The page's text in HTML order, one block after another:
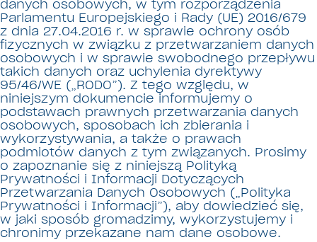
danych osobowych, w tym rozporządzenia
Parlamentu Europejskiego i Rady (UE) 2016/679
z dnia 27.04.2016 r. w sprawie ochrony osób
fizycznych w związku z przetwarzaniem danych
osobowych i w sprawie swobodnego przepływu
takich danych oraz uchylenia dyrektywy
95/46/WE („RODO”). Z tego względu, w
niniejszym dokumencie informujemy o
podstawach prawnych przetwarzania danych
osobowych, sposobach ich zbierania i
wykorzystywania, a także o prawach
podmiotów danych z tym związanych. Prosimy
o zapoznanie się z niniejszą Polityką
Prywatności i Informacji Dotyczących
Przetwarzania Danych Osobowych („Polityka
Prywatności i Informacji”), aby dowiedzieć się,
w jaki sposób gromadzimy, wykorzystujemy i
chronimy przekazane nam dane osobowe.